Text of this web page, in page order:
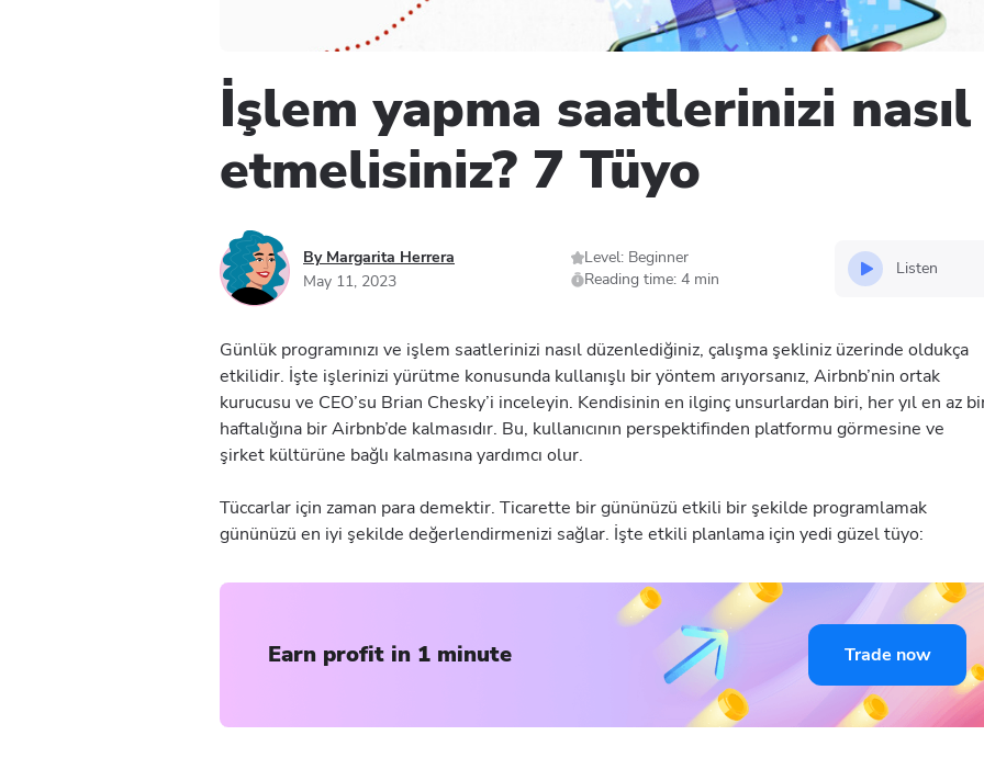
İşlem yapma saatlerinizi
etmelisiniz? 7 Tüyo
By Margarita Herrera
May 11, 2023
Level: Beginner
Reading time: 4 min
Listen
Günlük programınızı ve işlem saatlerinizi nasıl düzenlediğiniz, çalışma şekliniz üzerinde oldukça
etkilidir. İşte işlerinizi yürütme konusunda kullanışlı bir yöntem arıyorsanız, Airbnb’nin ortak
kurucusu ve CEO’su Brian Chesky’i inceleyin. Kendisinin en ilginç unsurlardan biri, her yıl en az
haftalığına bir Airbnb’de kalmasıdır. Bu, kullanıcının perspektifinden platformu görmesine ve
şirket kültürüne bağlı kalmasına yardımcı olur.
Tüccarlar için zaman para demektir. Ticarette bir gününüzü etkili bir şekilde programlamak
gününüzü en iyi şekilde değerlendirmenizi sağlar. İşte etkili planlama için yedi güzel tüyo:
Earn profit in 1 minute Trade now